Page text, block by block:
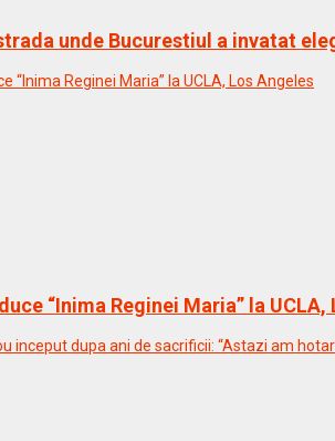
unde Bucurestiul a invatat
“Inima Reginei Maria” la UCLA,